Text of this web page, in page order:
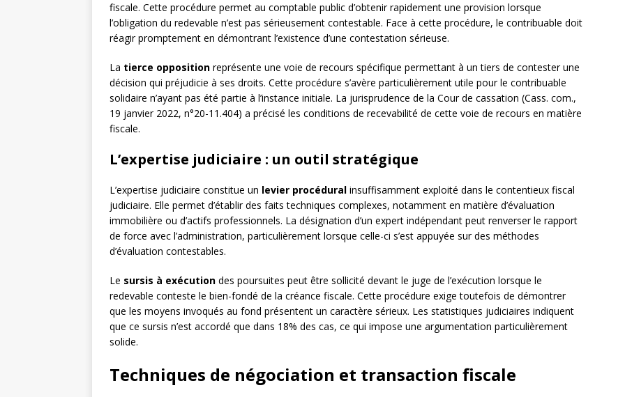
fiscale. Cette procédure permet au comptable public d’obtenir rapidement une provision lorsque
l’obligation du redevable n’est pas sérieusement contestable. Face à cette procédure, le contribuable doit
réagir promptement en démontrant l’existence d’une contestation sérieuse.
La tierce opposition représente une voie de recours spécifique permettant à un tiers de contester une
décision qui préjudicie à ses droits. Cette procédure s’avère particulièrement utile pour le contribuable
solidaire n’ayant pas été partie à l’instance initiale. La jurisprudence de la Cour de cassation (Cass. com.,
19 janvier 2022, n°20-11.404) a précisé les conditions de recevabilité de cette voie de recours en matière
fiscale.
L’expertise judiciaire : un outil stratégique
L’expertise judiciaire constitue un levier procédural insuffisamment exploité dans le contentieux fiscal
judiciaire. Elle permet d’établir des faits techniques complexes, notamment en matière d’évaluation
immobilière ou d’actifs professionnels. La désignation d’un expert indépendant peut renverser le rapport
de force avec l’administration, particulièrement lorsque celle-ci s’est appuyée sur des méthodes
d’évaluation contestables.
Le sursis à exécution des poursuites peut être sollicité devant le juge de l’exécution lorsque le
redevable conteste le bien-fondé de la créance fiscale. Cette procédure exige toutefois de démontrer
que les moyens invoqués au fond présentent un caractère sérieux. Les statistiques judiciaires indiquent
que ce sursis n’est accordé que dans 18% des cas, ce qui impose une argumentation particulièrement
solide.
Techniques de négociation et transaction fiscale